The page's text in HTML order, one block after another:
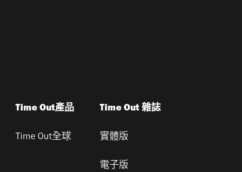
Time Out產品
Time Out全球
Time Out 雜誌
實體版
電子版